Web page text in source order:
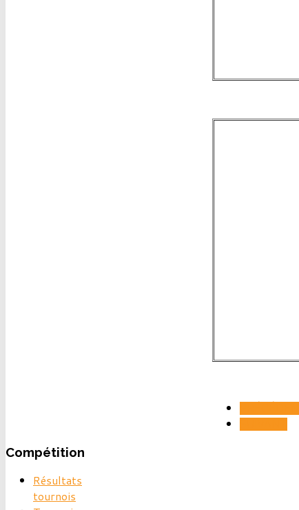
Compétition
Résultats
tournois